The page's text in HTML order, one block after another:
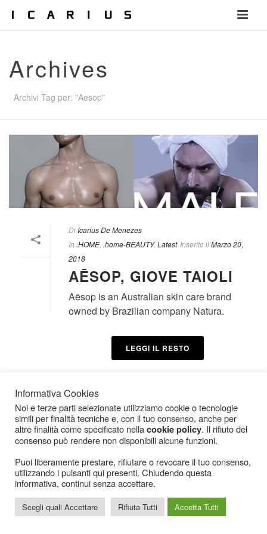
Archives
Archivi Tag per: "Aesop"
Di Icarius De Menezes
In .HOME, .home-BEAUTY, Latest Inserito ilMarzo 20,
2018
AĒSOP, GIOVE TAIOLI
Aēsop is an Australian skin care brand
owned by Brazilian company Natura.
LEGGI IL RESTO
Icarius.com Copyright © 2000 - 2022 |Privacy Policy|Cookies Policy|Consenso
Cookies
Informativa Cookies
Noi e terze parti selezionate utilizziamo cookie o tecnologie
simili per finalità tecniche e, con il tuo consenso, anche per
altre finalità come specificato nellacookie policy. Il rifiuto del
consenso può rendere non disponibili alcune funzioni.
Puoi liberamente prestare, rifiutare o revocare il tuo consenso,
utilizzando i pulsanti qui presenti. Chiudendo questa
informativa, continui senza accettare.
Scegli quali Accettare Rifiuta Tutti Accetta Tutti